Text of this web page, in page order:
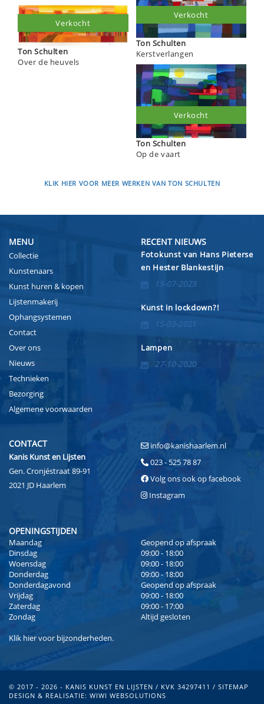
Ton Schulten
Over de heuvels
Verkocht
Ton Schulten
Kerstverlangen
Verkocht
Ton Schulten
Op de vaart
Verkocht
KLIK HIER VOOR MEER WERKEN VAN TON SCHULTEN
MENU
Collectie
Kunstenaars
Kunst huren & kopen
Lijstenmakerij
Ophangsystemen
Contact
Over ons
Nieuws
Technieken
Bezorging
Algemene voorwaarden
RECENT NIEUWS
Fotokunst van Hans Pieterse
en Hester Blankestijn
15-07-2023
Kunst in lockdown?!
15-03-2021
Lampen
27-10-2020
CONTACT
Kanis Kunst en Lijsten
Gen. Cronjéstraat 89-91
2021 JD Haarlem
info@kanishaarlem.nl
023 - 525 78 87
Volg ons ook op facebook
Instagram
OPENINGSTIJDEN
Maandag
Geopend op afspraak
Dinsdag
09:00 - 18:00
Woensdag
09:00 - 18:00
Donderdag
09:00 - 18:00
Donderdagavond
Geopend op afspraak
Vrijdag
09:00 - 18:00
Zaterdag
09:00 - 17:00
Zondag
Altijd gesloten
Klik hiervoor bijzonderheden.
© 2017 - 2026 - KANIS KUNST EN LIJSTEN / KVK 34297411 / SITEMAP
DESIGN & REALISATIE: WIWI WEBSOLUTIONS